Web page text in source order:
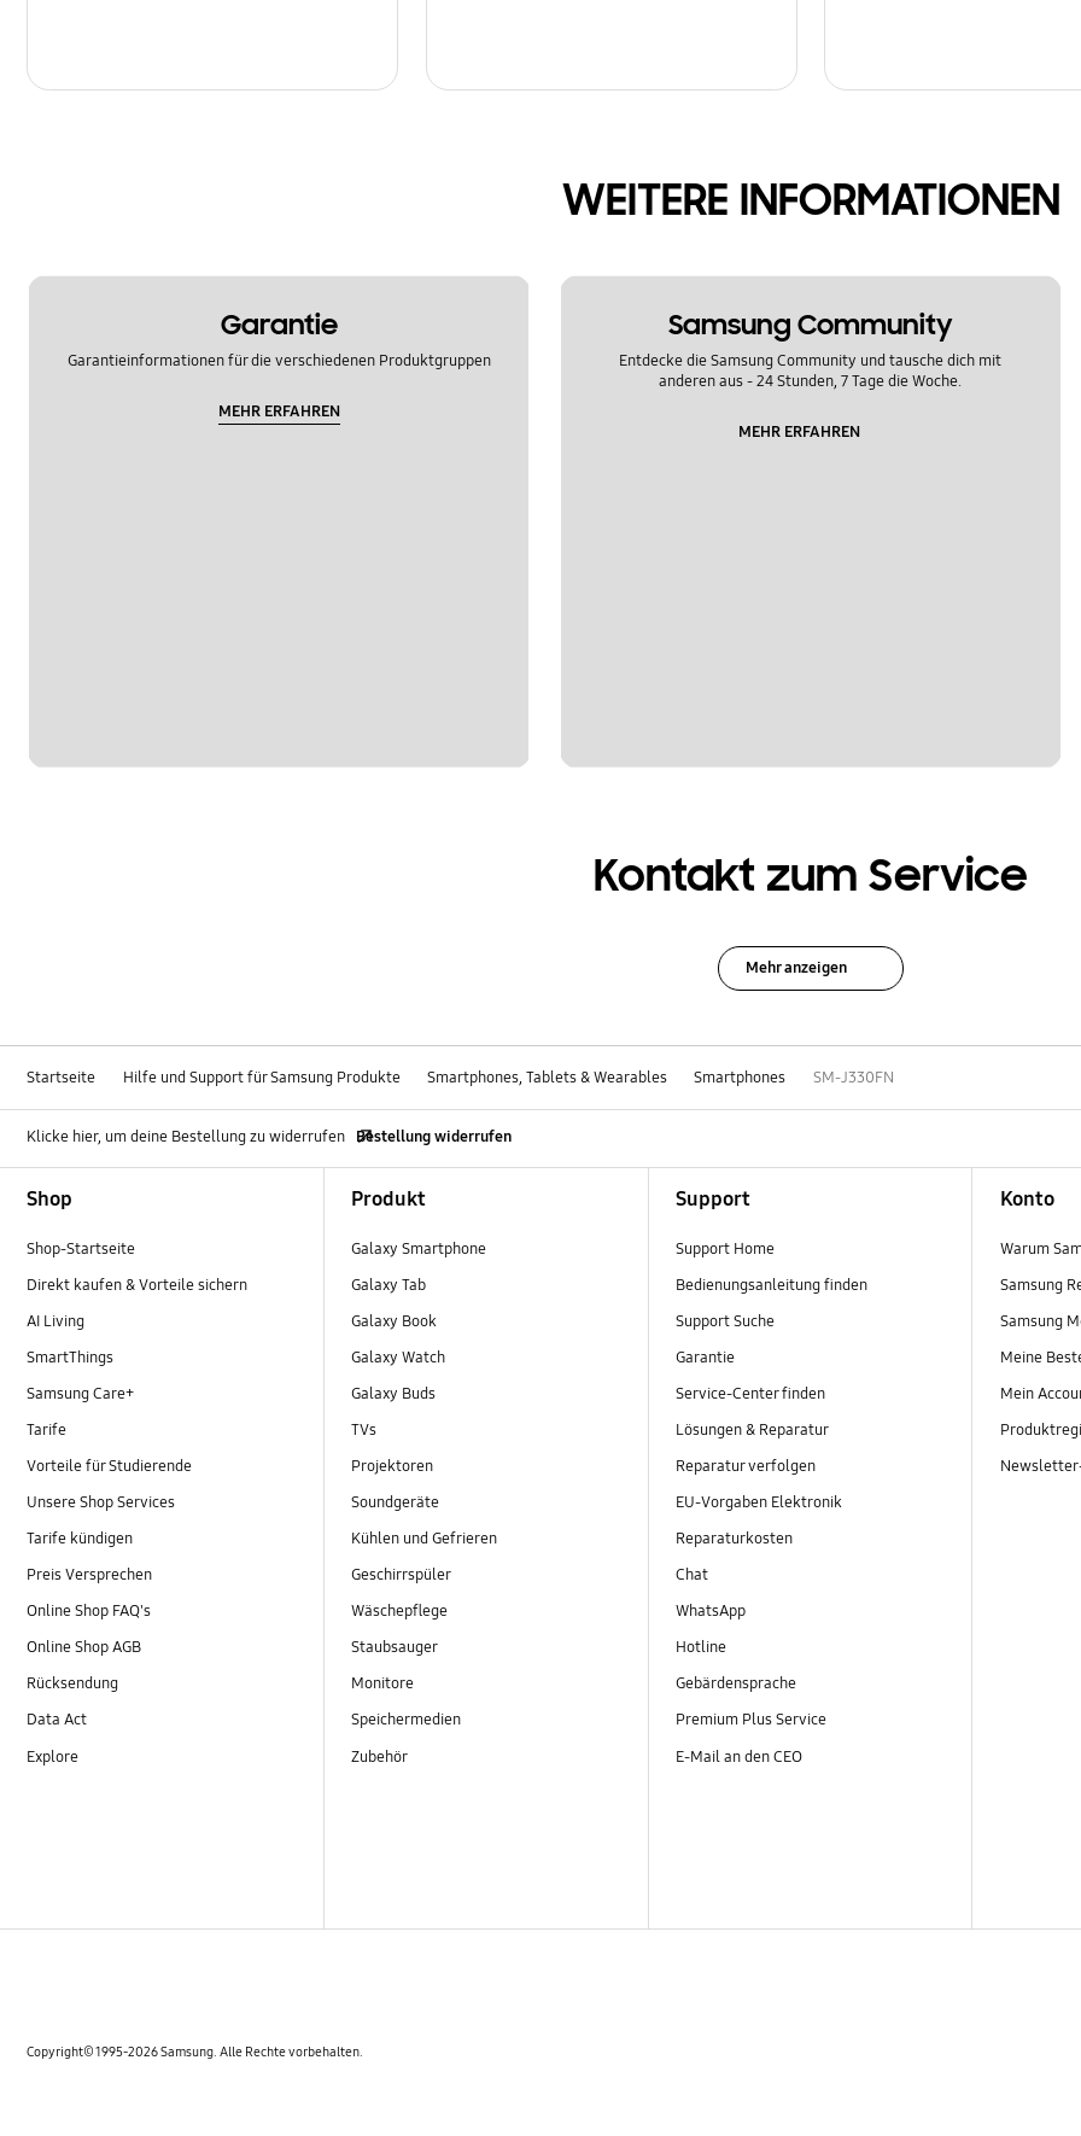
WEITERE INFORMATIONEN
Garantie
Garantieinformationen für die verschiedenen Produktgruppen
MEHR ERFAHREN
Samsung Community
Entdecke die Samsung Community und tausche dich mit
anderen aus - 24 Stunden, 7 Tage die Woche.
MEHR ERFAHREN
Kontakt zum Service
Mehr anzeigen
Startseite Hilfe und Support für Samsung Produkte Smartphones, Tablets & Wearables Smartphones SM-J330FN
Klicke hier, um deine Bestellung zu widerrufen Bestellung widerrufen
Shop
Shop-Startseite
Direkt kaufen & Vorteile sichern
AI Living
SmartThings
Samsung Care+
Tarife
Vorteile für Studierende
Unsere Shop Services
Tarife kündigen
Preis Versprechen
Online Shop FAQ's
Online Shop AGB
Rücksendung
Data Act
Explore
Produkt
Galaxy Smartphone
Galaxy Tab
Galaxy Book
Galaxy Watch
Galaxy Buds
TVs
Projektoren
Soundgeräte
Kühlen und Gefrieren
Geschirrspüler
Wäschepflege
Staubsauger
Monitore
Speichermedien
Zubehör
Support
Support Home
Bedienungsanleitung finden
Support Suche
Garantie
Service-Center finden
Lösungen & Reparatur
Reparatur verfolgen
EU-Vorgaben Elektronik
Reparaturkosten
Chat
WhatsApp
Hotline
Gebärdensprache
Premium Plus Service
E-Mail an den CEO
Konto
Warum
Samsung
Samsung
Meine
Mein
Copyright© 1995-2026 Samsung. Alle Rechte vorbehalten.